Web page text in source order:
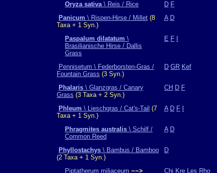
Oryza sativa\ Reis / Rice D F
Panicum \ Rispen-Hirse / Millet (8
Taxa + 1 Syn.)
A D
Paspalum dilatatum \
Brasilianische Hirse / Dallis
Grass
E F
Pennisetum \ Federborsten-Gras /
Fountain Grass (3 Syn.)
D GR Kef
Phalaris \ Glanzgras / Canary
Grass (3 Taxa + 2 Syn.)
CH D F
Phleum \ Lieschgras / Cat's-Tail (7
Taxa + 1 Syn.)
A D F
Phragmites australis \ Schilf /
Common Reed
A D
Phyllostachys \ Bambus / Bamboo
(2 Taxa + 1 Syn.)
D
Piptatherum miliaceum −−>
Chi Kre Les Rho